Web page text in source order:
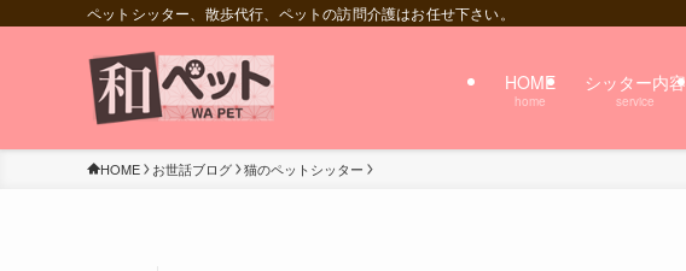
ペットシッター、散歩代行、ペットの訪問介護はお任せ下さい。
HOME
home
シッター内容
service
HOME お世話ブログ 猫のペットシッター